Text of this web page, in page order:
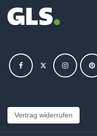
Vertrag widerrufen